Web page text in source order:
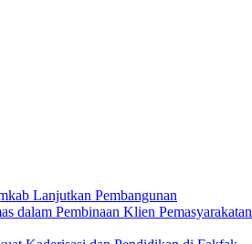
Lanjutkan Pembangunan
dalam Pembinaan Klien Pemasyarakatan